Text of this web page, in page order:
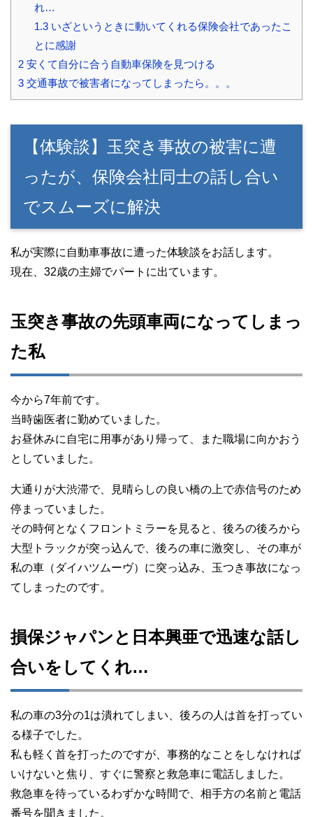
れ…
1.3いざというときに動いてくれる保険会社であったこ
とに感謝
2 安くて自分に合う自動車保険を見つける
3 交通事故で被害者になってしまったら。。。
【体験談】玉突き事故の被害に遭
ったが、保険会社同士の話し合い
でスムーズに解決
私が実際に自動車事故に遭った体験談をお話します。
現在、32歳の主婦でパートに出ています。
玉突き事故の先頭車両になってしまっ
た私
今から7年前です。
当時歯医者に勤めていました。
お昼休みに自宅に用事があり帰って、また職場に向かおう
としていました。
大通りが大渋滞で、見晴らしの良い橋の上で赤信号のため
停まっていました。
その時何となくフロントミラーを見ると、後ろの後ろから
大型トラックが突っ込んで、後ろの車に激突し、その車が
私の車（ダイハツムーヴ）に突っ込み、玉つき事故になっ
てしまったのです。
損保ジャパンと日本興亜で迅速な話し
合いをしてくれ…
私の車の3分の1は潰れてしまい、後ろの人は首を打ってい
る様子でした。
私も軽く首を打ったのですが、事務的なことをしなければ
いけないと焦り、すぐに警察と救急車に電話しました。
救急車を待っているわずかな時間で、相手方の名前と電話
番号を聞きました。